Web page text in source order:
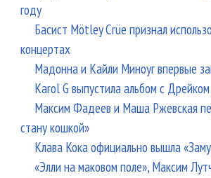
году
Басист Mötley Crüe признал
концертах
Мадонна и Кайли Миноуг впервые
Karol G выпустила альбом с
Максим Фадеев и Маша Ржевская
стану кошкой»
Клава Кока официально вышла
«Элли на маковом поле», Максим